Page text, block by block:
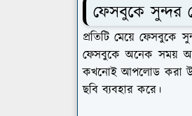
ফেসবুকে সুন্দর
প্রতিটি মেয়ে ফেসবুকে
ফেসবুকে অনেক সময়
কখনোই আপলোড করা
ছবি ব্যবহার করে।